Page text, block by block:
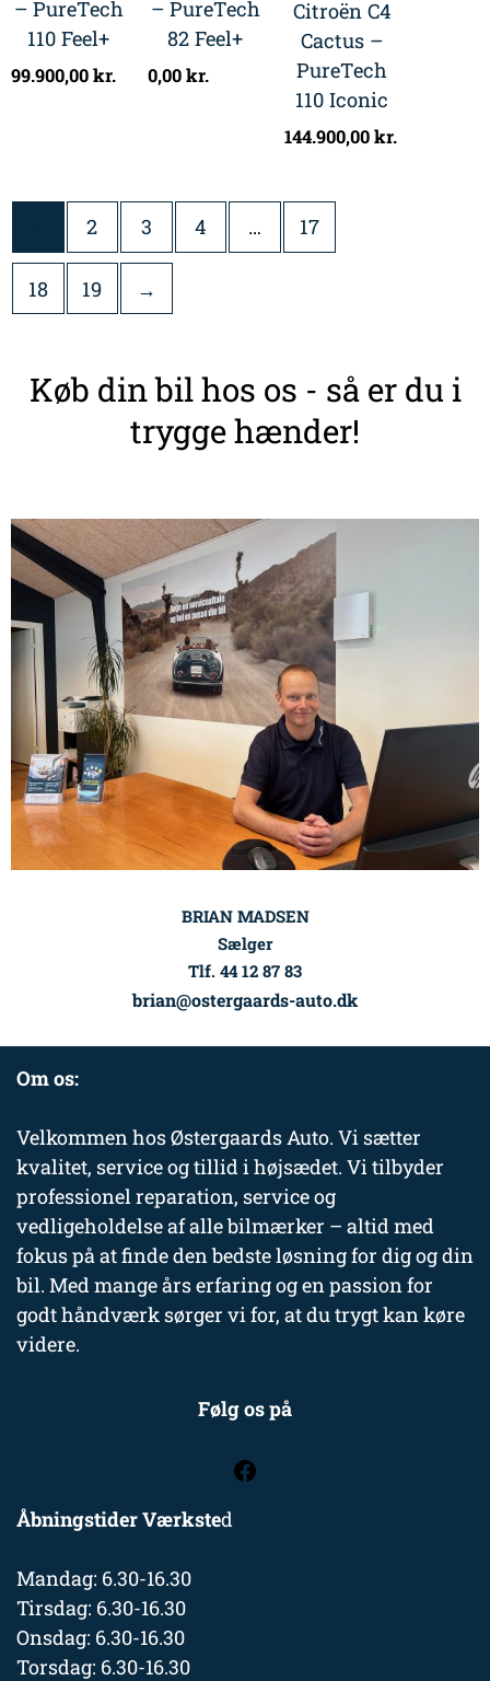
– PureTech
110 Feel+
99.900,00kr.
– PureTech
82 Feel+
0,00kr.
Citroën C4
Cactus –
PureTech
110 Iconic
144.900,00kr.
2 3 4 … 17
18 19 →
Køb din bil hos os - så er du i
trygge hænder!
BRIAN MADSEN
Sælger
Tlf. 44 12 87 83
brian@ostergaards-auto.dk
Om os:
Velkommen hos Østergaards Auto. Vi sætter
kvalitet, service og tillid i højsædet. Vi tilbyder
professionel reparation, service og
vedligeholdelse af alle bilmærker – altid med
fokus på at finde den bedste løsning for dig og din
bil. Med mange års erfaring og en passion for
godt håndværk sørger vi for, at du trygt kan køre
videre.
Følg os på
Åbningstider Værksted
Mandag: 6.30-16.30
Tirsdag: 6.30-16.30
Onsdag: 6.30-16.30
Torsdag: 6.30-16.30